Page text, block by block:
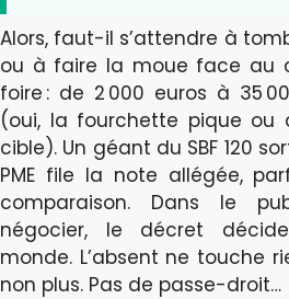
Alors, faut-il s’attendre à
ou à faire la moue face au
foire : de 2 000 euros à 35
(oui, la fourchette pique ou
cible). Un géant du SBF 120
PME file la note allégée,
comparaison. Dans le
négocier, le décret
monde. L’absent ne touche
non plus. Pas de passe-droit…